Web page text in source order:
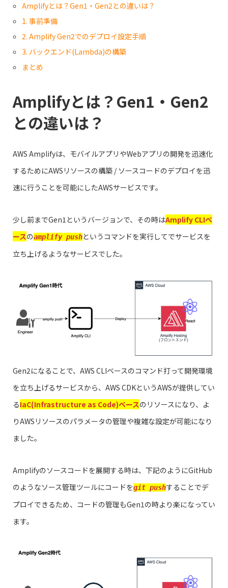
Amplifyとは？Gen1・Gen2との違いは？
1. 事前準備
2. Amplify Gen2でのデプロイ設定手順
3. バックエンド(Lambda)の構築
まとめ
Amplifyとは？Gen1・Gen2
との違いは？
AWS Amplifyは、モバイルアプリやWebアプリの開発を迅速化
するためにAWSリソースの構築 / ソースコードのデプロイを迅
速に行うことを可能にしたAWSサービスです。
少し前までGen1というバージョンで、その時はAmplify CLIベ
ースのamplify pushというコマンドを実行してでサービスを
立ち上げるようなサービスでした。
Gen2になることで、AWS CLIベースのコマンド打って開発環境
を立ち上げるサービスから、AWS CDKというAWSが提供してい
るIaC(Infrastructure as Code)ベースのリソースになり、よ
りAWSリソースのパラメータの管理や複雑な設定が可能になり
ました。
Amplifyのソースコードを展開する時は、下記のようにGitHub
のようなソース管理ツールにコードをgit pushすることでデ
プロイできるため、コードの管理もGen1の時より楽になってい
ます。